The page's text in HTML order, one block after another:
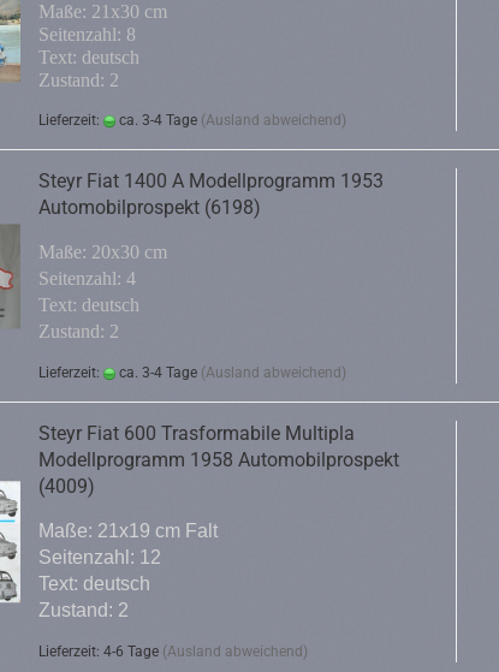
Maße: 21x30 cm
Seitenzahl: 8
Text: deutsch
Zustand: 2
Lieferzeit: ca. 3-4 Tage (Ausland abweichend)
Steyr Fiat 1400 A Modellprogramm 1953
Automobilprospekt (6198)
Maße: 20x30 cm
Seitenzahl: 4
Text: deutsch
Zustand: 2
Lieferzeit: ca. 3-4 Tage (Ausland abweichend)
Steyr Fiat 600 Trasformabile Multipla
Modellprogramm 1958 Automobilprospekt
(4009)
Maße: 21x19 cm Falt
Seitenzahl: 12
Text: deutsch
Zustand: 2
Lieferzeit: 4-6 Tage (Ausland abweichend)